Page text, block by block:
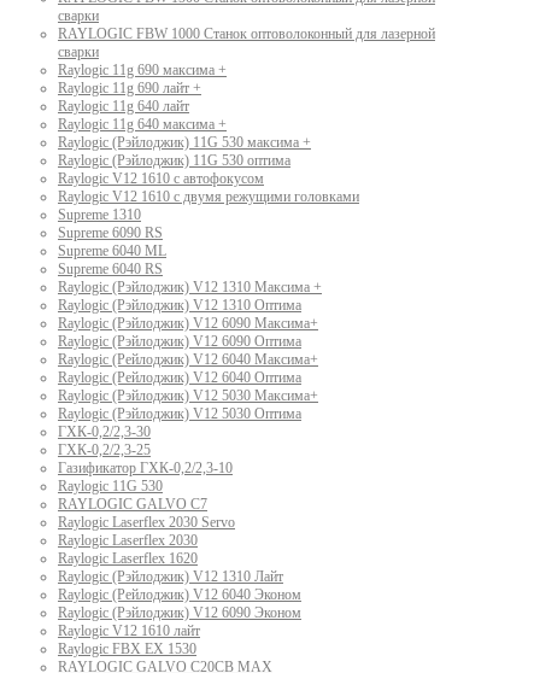
сварки
RAYLOGIC FBW 1000 Станок оптоволоконный для лазерной
сварки
Raylogic 11g 690 максима +
Raylogic 11g 690 лайт +
Raylogic 11g 640 лайт
Raylogic 11g 640 максима +
Raylogic (Рэйлоджик) 11G 530 максима +
Raylogic (Рэйлоджик) 11G 530 оптима
Raylogic V12 1610 с автофокусом
Raylogic V12 1610 с двумя режущими головками
Supreme 1310
Supreme 6090 RS
Supreme 6040 ML
Supreme 6040 RS
Raylogic (Рэйлоджик) V12 1310 Максима +
Raylogic (Рэйлоджик) V12 1310 Оптима
Raylogic (Рэйлоджик) V12 6090 Максима+
Raylogic (Рэйлоджик) V12 6090 Оптима
Raylogic (Рейлоджик) V12 6040 Максима+
Raylogic (Рейлоджик) V12 6040 Оптима
Raylogic (Рэйлоджик) V12 5030 Максима+
Raylogic (Рэйлоджик) V12 5030 Оптима
ГХК-0,2/2,3-30
ГХК-0,2/2,3-25
Газификатор ГХК-0,2/2,3-10
Raylogic 11G 530
RAYLOGIC GALVO С7
Raylogic Laserflex 2030 Servo
Raylogic Laserflex 2030
Raylogic Laserflex 1620
Raylogic (Рэйлоджик) V12 1310 Лайт
Raylogic (Рейлоджик) V12 6040 Эконом
Raylogic (Рэйлоджик) V12 6090 Эконом
Raylogic V12 1610 лайт
Raylogic FBX EX 1530
RAYLOGIC GALVO С20CB MAX